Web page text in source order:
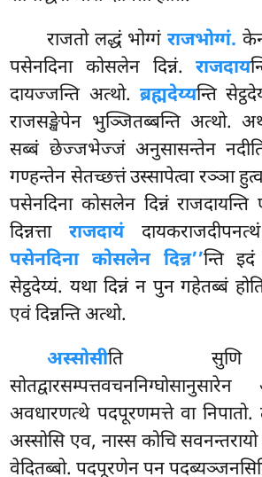
राजतो लद्धं भोग्गंराजभोग्गं.
पसेनदिना कोसलेन दिन्नं.राजदाय
दायज्जन्ति अत्थो. ब्रह्मदेय्यन्ति
राजसङ्खेपेन भुञ्जितब्बन्ति अत्थो.
सब्बं छेज्जभेज्जं अनुसासन्तेन
गण्हन्तेन सेतच्छत्तं उस्सापेत्वा रञ्ञा
पसेनदिना कोसलेन दिन्नं
दिन्नत्ताराजदायं
पसेनदिना कोसलेन दिन्न’’न्ति
सेट्ठदेय्यं. यथा दिन्नं न पुन गहेतब्बं
एवं दिन्नन्ति अत्थो.
अस्सोसीति सुणि
अवधारणत्थे पदपूरणमत्ते वा
अस्सोसि एव, नास्स कोचि
वेदितब्बो. पदपूरणेन पन